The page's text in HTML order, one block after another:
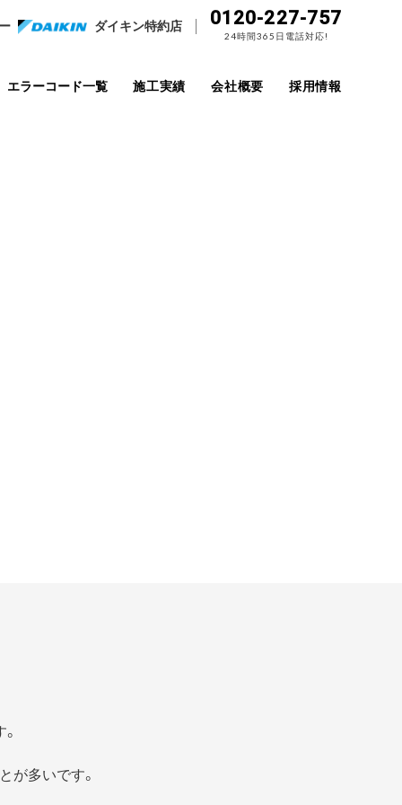
ダイキン特約店 0120-227-757
24時間365日電話対応!
エラーコード一覧 施工実績 会社概要 採用情報
が多いです。